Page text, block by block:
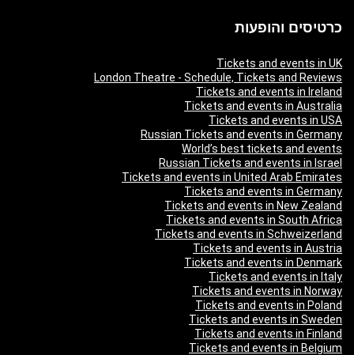
כרטיסים והופעות
Tickets and events in UK
London Theatre - Schedule, Tickets and Reviews
Tickets and events in Ireland
Tickets and events in Australia
Tickets and events in USA
Russian Tickets and events in Germany
World’s best tickets and events
Russian Tickets and events in Israel
Tickets and events in United Arab Emirates
Tickets and events in Germany
Tickets and events in New Zealand
Tickets and events in South Africa
Tickets and events in Schweizerland
Tickets and events in Austria
Tickets and events in Denmark
Tickets and events in Italy
Tickets and events in Norway
Tickets and events in Poland
Tickets and events in Sweden
Tickets and events in Finland
Tickets and events in Belgium